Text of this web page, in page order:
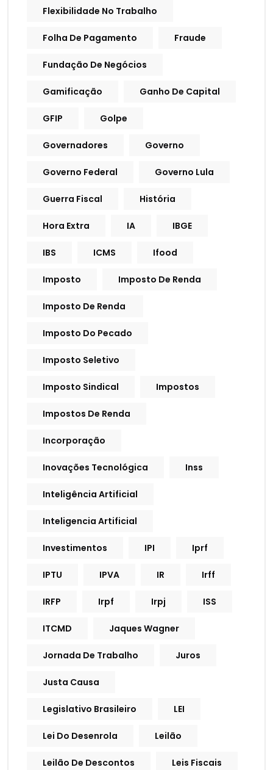
Flexibilidade No Trabalho
Folha De Pagamento Fraude
Fundação De Negócios
Gamificação Ganho De Capital
GFIP Golpe
Governadores Governo
Governo Federal Governo Lula
Guerra Fiscal História
Hora Extra IA IBGE
IBS ICMS Ifood
Imposto Imposto De Renda
Imposto De Renda
Imposto Do Pecado
Imposto Seletivo
Imposto Sindical Impostos
Impostos De Renda
Incorporação
Inovações Tecnológica Inss
Inteligência Artificial
Inteligencia Artificial
Investimentos IPI Iprf
IPTU IPVA IR Irff
IRFP Irpf Irpj ISS
ITCMD Jaques Wagner
Jornada De Trabalho Juros
Justa Causa
Legislativo Brasileiro LEI
Lei Do Desenrola Leilão
Leilão De Descontos Leis Fiscais